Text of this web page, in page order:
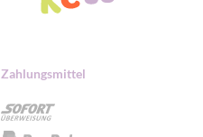
Zahlungsmittel